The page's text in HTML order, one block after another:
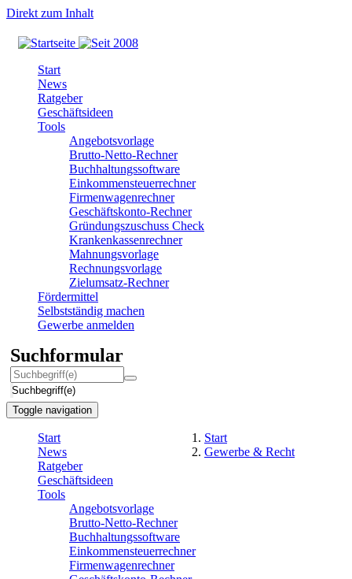
Direkt zum Inhalt
Start
News
Ratgeber
Geschäftsideen
Tools
Angebotsvorlage
Brutto-Netto-Rechner
Buchhaltungssoftware
Einkommensteuerrechner
Firmenwagenrechner
Geschäftskonto-Rechner
Gründungszuschuss Check
Krankenkassenrechner
Mahnungsvorlage
Rechnungsvorlage
Zielumsatz-Rechner
Fördermittel
Selbstständig machen
Gewerbe anmelden
Suchformular
Suchbegriff(e)
Toggle navigation
Start
News
Ratgeber
Geschäftsideen
Tools
Angebotsvorlage
Brutto-Netto-Rechner
Buchhaltungssoftware
Einkommensteuerrechner
Firmenwagenrechner
Start
Gewerbe & Recht